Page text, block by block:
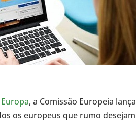
, a Comissão Europeia
os europeus que rumo